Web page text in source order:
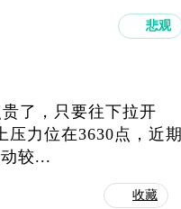
悲观
了，只要往下拉开
压力位在3630点，近期
较...
收藏